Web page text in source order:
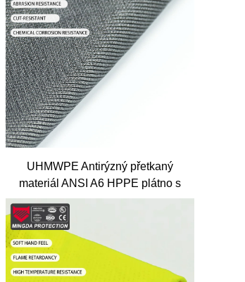
UHMWPE Antirýzný přetkaný
materiál ANSI A6 HPPE plátno s
odolností proti trhání, odolné proti
UV paprskům, PE pro vnitřní výplň.
Velkoobchodní dodávka.